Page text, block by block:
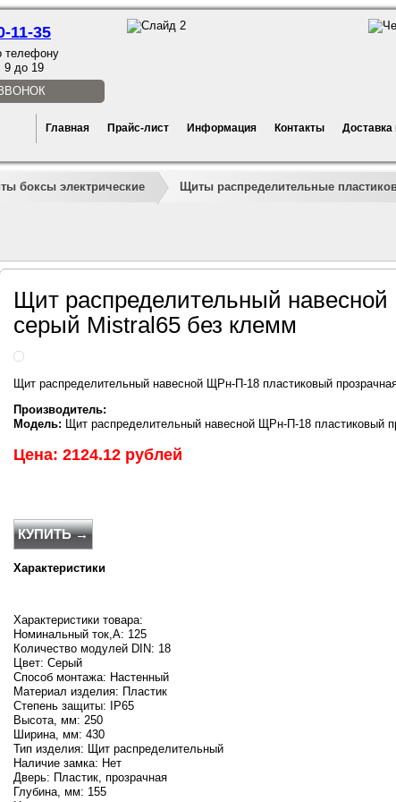
11-35
телефону
9 до 19
Главная Прайс-лист Информация Контакты Доставка
боксы электрические Щиты распределительные
Щит распределительный
серый Mistral65 без клемм
Щит распределительный навесной ЩРн-П-18 пластиковый
Производитель:
Модель: Щит распределительный навесной ЩРн-П-18 пластиковый
Цена: 2124.12 рублей
КУПИТЬ →
Характеристики
Характеристики товара:
Номинальный ток,А: 125
Количество модулей DIN: 18
Цвет: Серый
Способ монтажа: Настенный
Материал изделия: Пластик
Степень защиты: IP65
Высота, мм: 250
Ширина, мм: 430
Тип изделия: Щит распределительный
Наличие замка: Нет
Дверь: Пластик, прозрачная
Глубина, мм: 155